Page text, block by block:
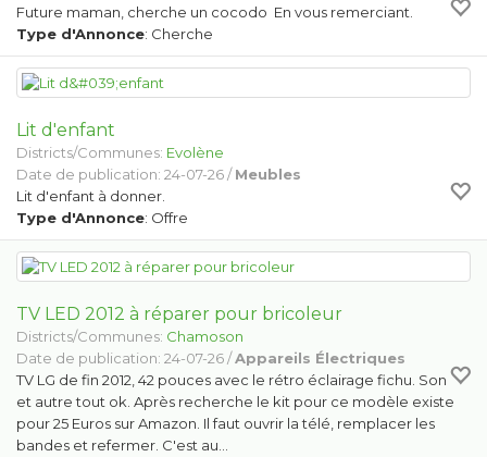
Future maman, cherche un cocodo En vous remerciant.
Type d'Annonce: Cherche
Lit d'enfant
Districts/Communes: Evolène
Date de publication: 24-07-26 /Meubles
Lit d'enfant à donner.
Type d'Annonce: Offre
TV LED 2012 à réparer pour bricoleur
Districts/Communes: Chamoson
Date de publication: 24-07-26 /Appareils Électriques
TV LG de fin 2012, 42 pouces avec le rétro éclairage fichu. Son
et autre tout ok. Après recherche le kit pour ce modèle existe
pour 25 Euros sur Amazon. Il faut ouvrir la télé, remplacer les
bandes et refermer. C'est au…